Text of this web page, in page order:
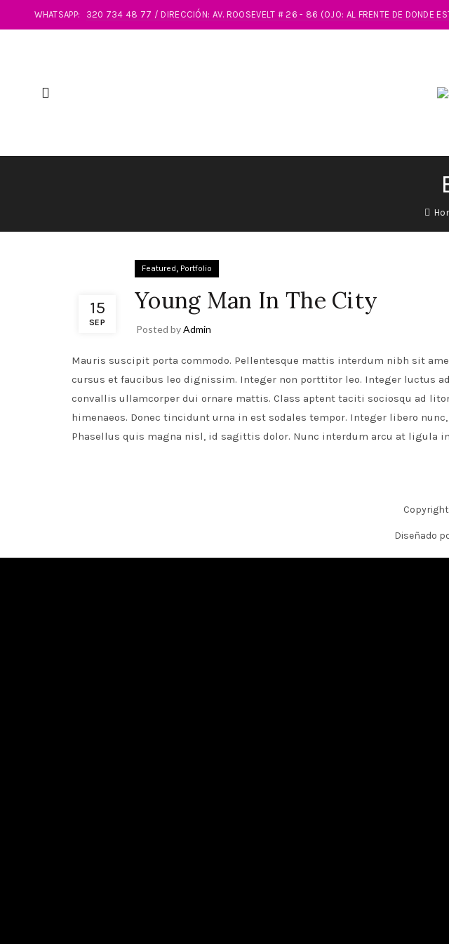
WHATSAPP: 320 734 48 77 / DIRECCIÓN: AV. ROOSEVELT # 26 - 86 (OJO: AL FRENTE DE DONDE
15
SEP
Featured, Portfolio
Young Man In The City
Posted byAdmin
Mauris suscipit porta commodo. Pellentesque mattis interdum nibh sit
cursus et faucibus leo dignissim. Integer non porttitor leo. Integer luctus
convallis ullamcorper dui ornare mattis. Class aptent taciti sociosqu ad
himenaeos. Donec tincidunt urna in est sodales tempor. Integer libero
Phasellus quis magna nisl, id sagittis dolor. Nunc interdum arcu at ligula
Diseñado